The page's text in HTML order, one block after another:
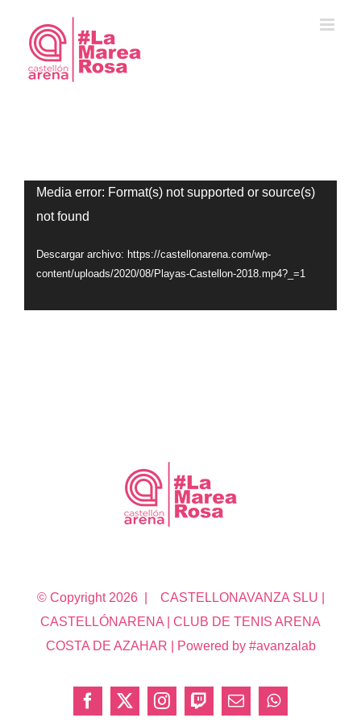
contenido
Reproductor
de
vídeo
Media error: Format(s) not supported or source(s)
not found
Descargar archivo: https://castellonarena.com/wp-
content/uploads/2020/08/Playas-Castellon-2018.mp4?_=1
© Copyright 2026 | CASTELLONAVANZA SLU |
CASTELLÓNARENA | CLUB DE TENIS ARENA
COSTA DE AZAHAR | Powered by #avanzalab
Facebook
X InstagramTwitchCorreoWhatsApp